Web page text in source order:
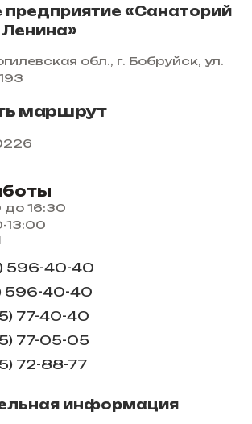
предприятие «Санаторий
обл., г. Бобруйск, ул.
маршрут
до 16:30
13:00
596-40-40
596-40-40
77-40-40
77-05-05
​72-88-77
информация